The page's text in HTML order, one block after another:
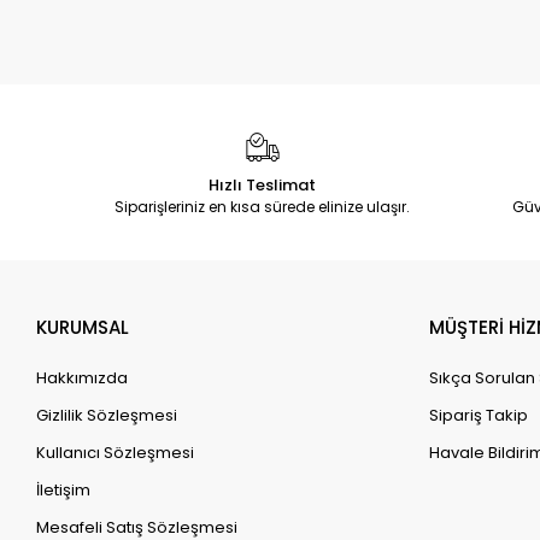
Hızlı Teslimat
Siparişleriniz en kısa sürede elinize ulaşır.
KURUMSAL
Hakkımızda
Gizlilik Sözleşmesi
Kullanıcı Sözleşmesi
İletişim
Mesafeli Satış Sözleşmesi
MÜŞTERİ
Sıkça
Sipariş Takip
Havale